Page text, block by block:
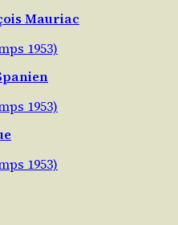
Mauriac
1953)
1953)
1953)